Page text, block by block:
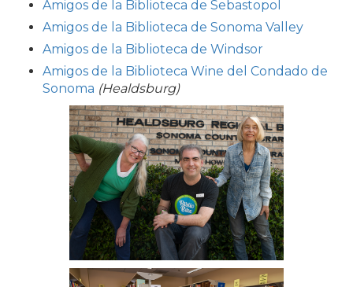
Amigos de la Biblioteca de Sebastopol
Amigos de la Biblioteca de Sonoma Valley
Amigos de la Biblioteca de Windsor
Amigos de la Biblioteca Wine del Condado de
Sonoma (Healdsburg)